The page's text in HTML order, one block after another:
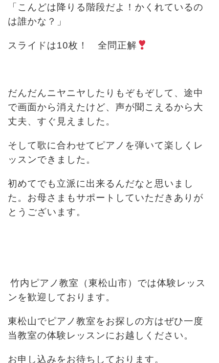
「こんどは降りる階段だよ！かくれているの
は誰かな？」
スライドは10枚！ 全問正解
だんだんニヤニヤしたりもぞもぞして、途中
で画面から消えたけど、声が聞こえるから大
丈夫、すぐ見えました。
そして歌に合わせてピアノを弾いて楽しくレ
ッスンできました。
初めてでも立派に出来るんだなと思いまし
た。お母さまもサポートしていただきありが
とうございます。
竹内ピアノ教室（東松山市）では体験レッス
ンを歓迎しております。
東松山でピアノ教室をお探しの方はぜひ一度
当教室の体験レッスンにお越しください。
お申し込みをお待ちしております。